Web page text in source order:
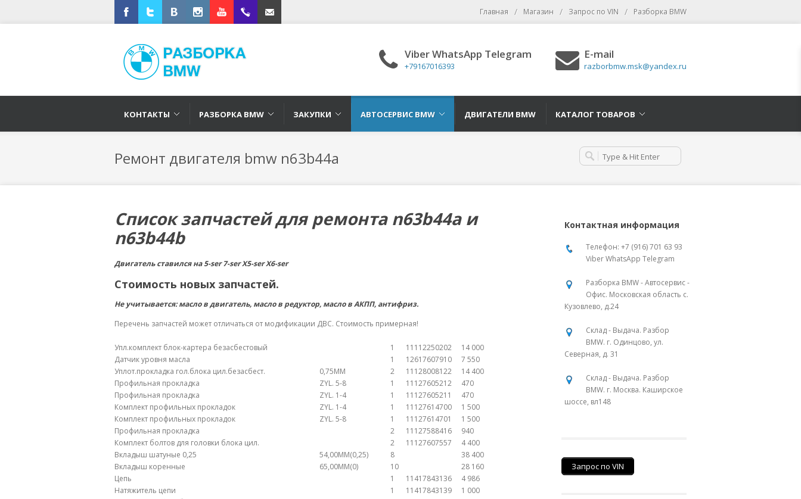
Главная / Магазин / Запрос по VIN / Разборка BMW
Viber WhatsApp Telegram
+79167016393
E-mail
razborbmw.msk@yandex.ru
КОНТАКТЫ РАЗБОРКА BMW ЗАКУПКИ АВТОСЕРВИС BMW ДВИГАТЕЛИ BMW КАТАЛОГ ТОВАРОВ
Ремонт двигателя bmw n63b44a
Список запчастей для ремонта n63b44a и
n63b44b
Двигатель ставился на 5-ser 7-ser X5-ser X6-ser
Стоимость новых запчастей.
Не учитывается: масло в двигатель, масло в редуктор, масло в АКПП, антифриз.
Перечень запчастей может отличаться от модификации ДВС. Стоимость примерная!
Упл.комплект блок-картера безасбестовый 1 11112250202
14 000
Датчик уровня масла
1 12617607910
7 550
Уплот.прокладка гол.блока цил.безасбест.
0,75MM 2 11128008122
14 400
Профильная прокладка
ZYL. 5-8 1 11127605212
470
Профильная прокладка
ZYL. 1-4 1 11127605211
470
Комплект профильных прокладок
ZYL. 1-4 1 11127614700
1 500
Комплект профильных прокладок
ZYL. 5-8 1 11127614701
1 500
Профильная прокладка
2 11127588416
940
Комплект болтов для головки блока цил.
2 11127607557
4 400
Вкладыш шатуные 0,25
54,00MM(0,25) 8
38 400
Вкладыш коренные
65,00MM(0) 10
28 160
Цепь
1 11417843136
4 986
Натяжитель цепи
1 11417843139
1 000
Контактная информация
Телефон: +7 (916) 701 63 93
Viber WhatsApp Telegram
Разборка BMW - Автосервис -
Офис. Московская область с.
Кузовлево, д.24
Склад - Выдача. Разбор
BMW. г. Одинцово, ул.
Северная, д. 31
Склад - Выдача. Разбор
BMW. г. Москва. Каширское
шоссе, вл148
Запрос по VIN